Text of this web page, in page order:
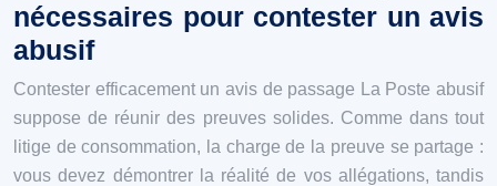
nécessaires pour contester un avis
abusif
Contester efficacement un avis de passage La Poste abusif
suppose de réunir des preuves solides. Comme dans tout
litige de consommation, la charge de la preuve se partage :
vous devez démontrer la réalité de vos allégations, tandis